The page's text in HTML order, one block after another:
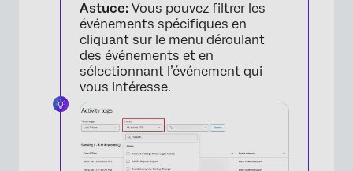
Astuce: Vous pouvez filtrer les
événements spécifiques en
cliquant sur le menu déroulant
des événements et en
sélectionnant l’événement qui
vous intéresse.